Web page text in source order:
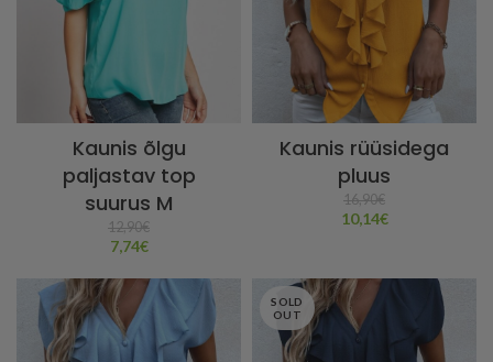
Kaunis õlgu
paljastav top
suurus M
12,90€
7,74€
Kaunis rüüsidega
pluus
16,90€
10,14€
SOLD
OUT